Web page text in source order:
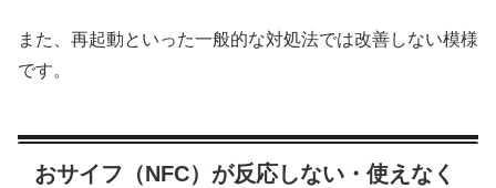
また、再起動といった一般的な対処法では改善しない模様
です。
おサイフ（NFC）が反応しない・使えなく